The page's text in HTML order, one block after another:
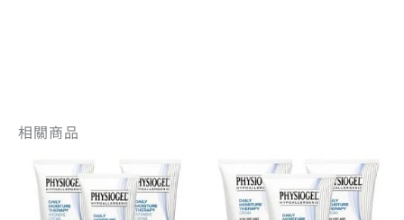
相關商品
原
始
價
原
始
價